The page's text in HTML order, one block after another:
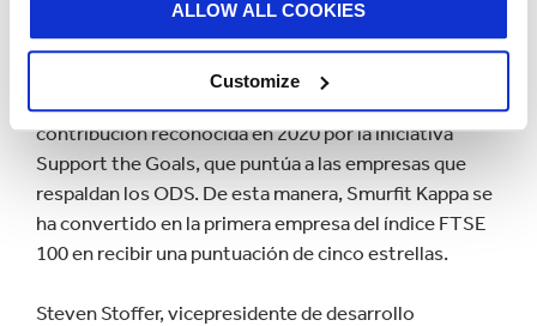
ALLOW ALL COOKIES
Customize
Múltiples reconocimientos en sostenibilidad
Smurfit Kappa trabaja desde 2015 para contribuir a la
implantación de los Objetivos de Desarrollo
Sostenible (ODS) de la ONU para 2030. Una
contribución reconocida en 2020 por la iniciativa
Support the Goals, que puntúa a las empresas que
respaldan los ODS. De esta manera, Smurfit Kappa se
ha convertido en la primera empresa del índice FTSE
100 en recibir una puntuación de cinco estrellas.
Steven Stoffer, vicepresidente de desarrollo